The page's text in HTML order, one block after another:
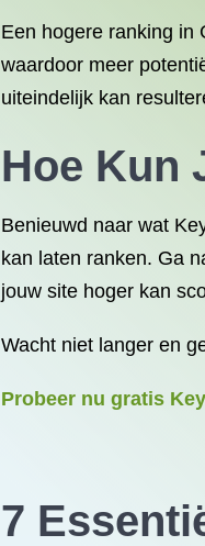
Een hogere ranking in
waardoor meer
uiteindelijk kan
Hoe Kun
Benieuwd naar wat
kan laten ranken. Ga
jouw site hoger kan
Wacht niet langer en
Probeer nu gratis
7